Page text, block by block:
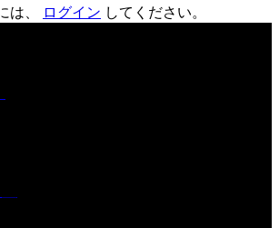
は、
ログイン してください。